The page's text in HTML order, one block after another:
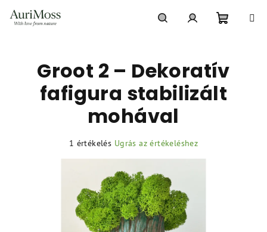
Groot 2 – Dekoratív
fafigura stabilizált
mohával
A
értékelése
ből
5,0
csillag.
1 értékelés Ugrás az értékeléshez